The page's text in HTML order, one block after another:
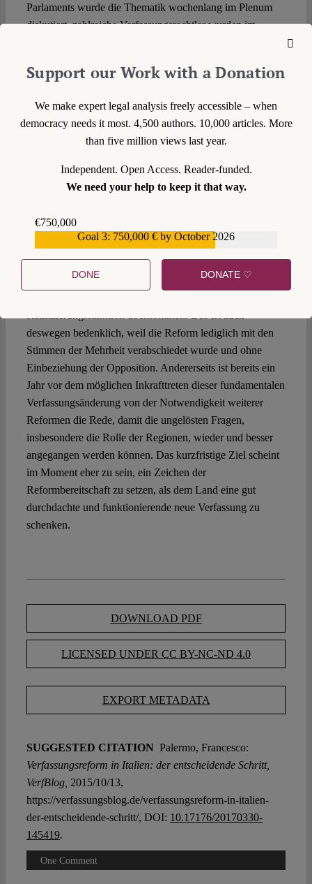
Parlaments wurde die Thematik wochenlang im Plenum
diskutiert, zahlreiche Verfassungsrechtler wurden im
zustande, als das Gerüst für die neue Verfassung längst
konnte. Was bei diesem übereilten Reformprozess zu kurz
kam, sind der Dialog und eine konstruktive
Auseinandersetzung, eine Bewertung der
Gegenargumente, die die neue Verfassung nur bereichern
weitere Aspekte. Einerseits ist die Rolle der Regierung im
ganzen Prozess besonders ausgeprägt gewesen. Zum ersten
Mal in der Geschichte der Republik hat die Regierung
selbst den Gesetzentwurf zur Verfassungsänderung
deswegen bedenklich, weil die Reform lediglich mit den
Stimmen der Mehrheit verabschiedet wurde und ohne
Einbeziehung der Opposition. Andererseits ist bereits ein
Jahr vor dem möglichen Inkrafttreten dieser fundamentalen
Verfassungsänderung von der Notwendigkeit weiterer
Reformen die Rede, damit die ungelösten Fragen,
insbesondere die Rolle der Regionen, wieder und besser
angegangen werden können. Das kurzfristige Ziel scheint
im Moment eher zu sein, ein Zeichen der
Reformbereitschaft zu setzen, als dem Land eine gut
durchdachte und funktionierende neue Verfassung zu
schenken.
DOWNLOAD PDF
LICENSED UNDER CC BY-NC-ND 4.0
EXPORT METADATA
SUGGESTED CITATION Palermo, Francesco:
Verfassungsreform in Italien: der entscheidende Schritt,
VerfBlog, 2015/10/13,
https://verfassungsblog.de/verfassungsreform-in-italien-
der-entscheidende-schritt/, DOI: 10.17176/20170330-
145419.
One Comment
Support our Work with a Donation
We make expert legal analysis freely accessible – when
democracy needs it most. 4,500 authors. 10,000 articles. More
than five million views last year.
Independent. Open Access. Reader-funded.
We need your help to keep it that way.
€750,000
Goal 3: 750,000 € by October 2026
DONE DONATE ♡